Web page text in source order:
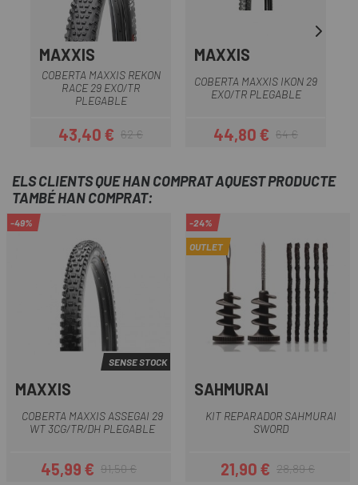
MAXXIS
COBERTA MAXXIS REKON
RACE 29 EXO/TR
PLEGABLE
Preu
43,40 €Preu regular
62 €
MAXXIS
COBERTA MAXXIS IKON 29
EXO/TR PLEGABLE
Preu
44,80 €Preu regular
64 €
ELS CLIENTS QUE HAN COMPRAT AQUEST PRODUCTE
TAMBÉ HAN COMPRAT:
-49%
SENSE STOCK
MAXXIS
COBERTA MAXXIS ASSEGAI 29
WT 3CG/TR/DH PLEGABLE
Preu
45,99 €Preu regular
91,50 €
-24%
OUTLET
SAHMURAI
KIT REPARADOR SAHMURAI
SWORD
Preu
21,90 €Preu regular
28,89 €